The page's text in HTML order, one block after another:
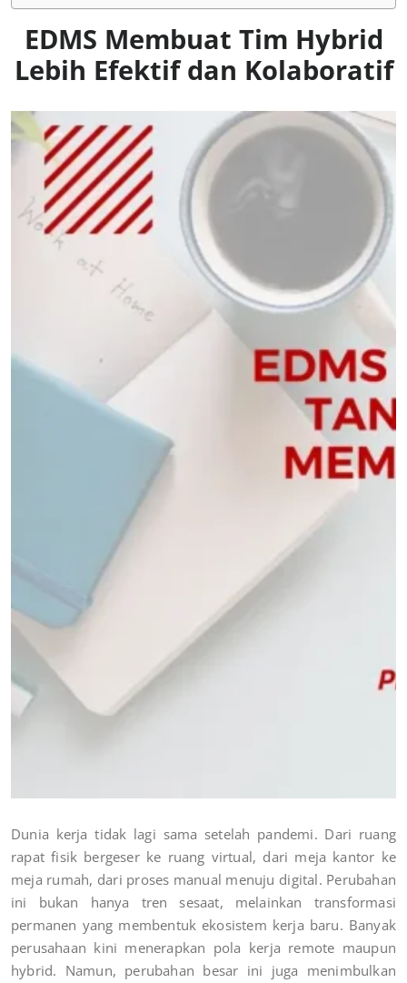
EDMS Membuat Tim Hybrid
Lebih Efektif dan Kolaboratif
Dunia kerja tidak lagi sama setelah pandemi. Dari ruang
rapat fisik bergeser ke ruang virtual, dari meja kantor ke
meja rumah, dari proses manual menuju digital. Perubahan
ini bukan hanya tren sesaat, melainkan transformasi
permanen yang membentuk ekosistem kerja baru. Banyak
perusahaan kini menerapkan pola kerja remote maupun
hybrid. Namun, perubahan besar ini juga menimbulkan